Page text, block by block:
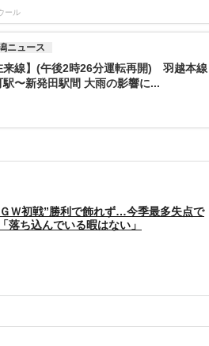
ール
ニュース
来線】(午後2時26分運転再開) 羽越本線
駅〜新発田駅間 大雨の影響に...
ＧＷ初戦”勝利で飾れず…今季最多失点で
落ち込んでいる暇はない」